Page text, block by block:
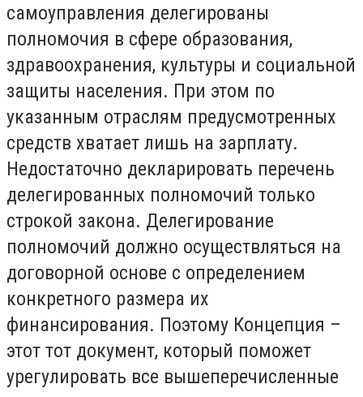
самоуправления делегированы
полномочия в сфере образования,
здравоохранения, культуры и социальной
защиты населения. При этом по
указанным отраслям предусмотренных
средств хватает лишь на зарплату.
Недостаточно декларировать перечень
делегированных полномочий только
строкой закона. Делегирование
полномочий должно осуществляться на
договорной основе с определением
конкретного размера их
финансирования. Поэтому Концепция –
этот тот документ, который поможет
урегулировать все вышеперечисленные